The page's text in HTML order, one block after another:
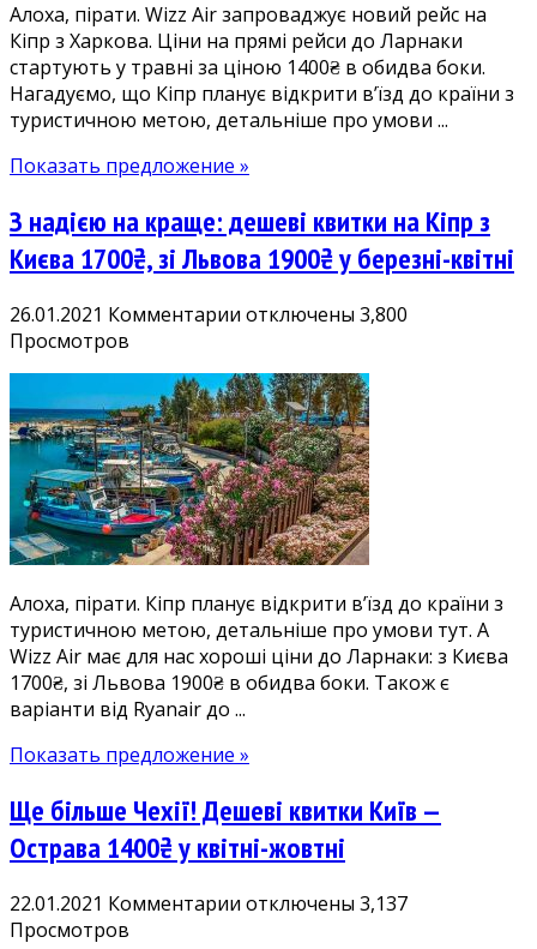
червні
Алоха, пірати. Wizz Air запроваджує новий рейс на
Кіпр з Харкова. Ціни на прямі рейси до Ларнаки
стартують у травні за ціною 1400₴ в обидва боки.
Нагадуємо, що Кіпр планує відкрити в’їзд до країни з
туристичною метою, детальніше про умови ...
Показать предложение »
З надією на краще: дешеві квитки на Кіпр з
Києва 1700₴, зі Львова 1900₴ у березні-квітні
26.01.2021 Комментарии к
надією
на
краще:
дешеві
квитки
на
Кіпр
Києва
1700₴,
зі
Львова
1900₴
березні-
отключены 3,800
Просмотров
Алоха, пірати. Кіпр планує відкрити в’їзд до країни з
туристичною метою, детальніше про умови тут. А
Wizz Air має для нас хороші ціни до Ларнаки: з Києва
1700₴, зі Львова 1900₴ в обидва боки. Також є
варіанти від Ryanair до ...
Показать предложение »
Ще більше Чехії! Дешеві квитки Київ —
Острава 1400₴ у квітні-жовтні
22.01.2021 Комментарии котключены 3,137
Просмотров